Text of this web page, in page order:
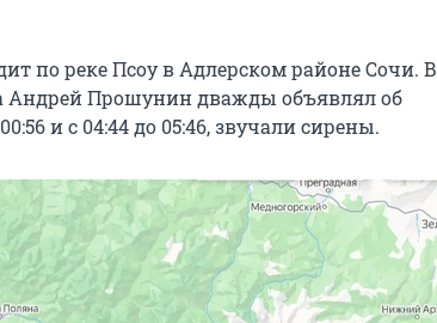
по реке Псоу в Адлерском районе Сочи. В
Андрей Прошунин дважды объявлял об
и с 04:44 до 05:46, звучали сирены.